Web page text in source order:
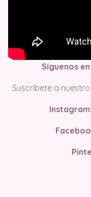
Síguenos
Suscríbete a nuestro
Instagram: